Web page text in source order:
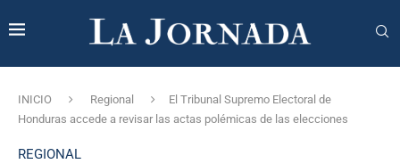
INICIO Regional
El Tribunal Supremo Electoral de
Honduras accede a revisar las actas polémicas de las elecciones
REGIONAL